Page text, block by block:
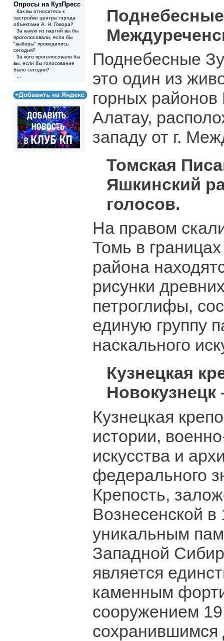
Опросы на КузПресс
Как вы относитесь к
застройке центра города
объектами А. Н. Говора?
За какую из партий вы бы
проголосовали, если бы
"выборы" проводились
сегодня?
За кого проголосовали бы
вы, если бы голосование
было сегодня?
Поднебесные
Поднебесные
это один из
горных районов
Алатау,
западу от г.
Томская
Яшкинский
голосов.
На правом
Томь в
района
рисунки
петроглифы,
единую группу
наскального
Кузнецкая
Новокузнецк
Кузнецкая
истории,
искусства и
федерального
Крепость,
Вознесенской в
уникальным
Западной
является
каменным
сооружением